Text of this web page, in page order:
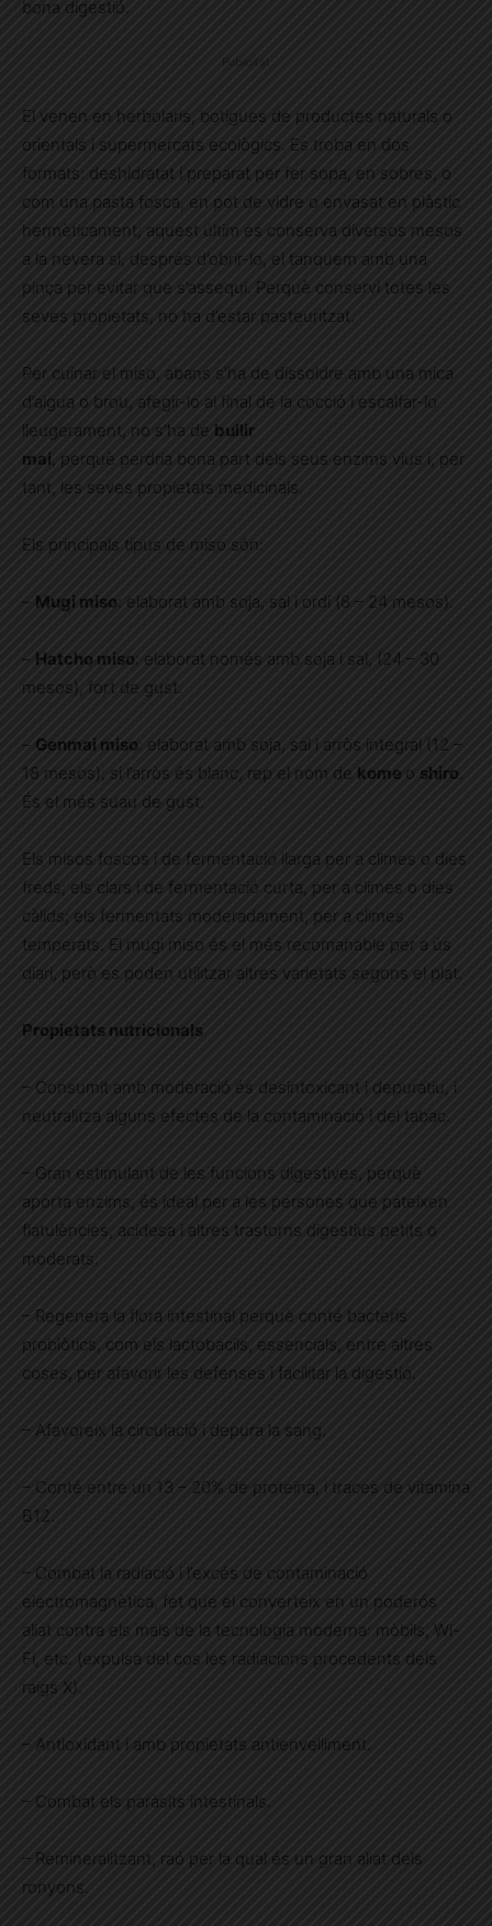
bona digestió.
Publicitat
El venen en herbolaris, botigues de productes naturals o
orientals i supermercats ecològics. Es troba en dos
formats: deshidratat i preparat per fer sopa, en sobres, o
com una pasta fosca, en pot de vidre o envasat en plàstic
hermèticament; aquest últim es conserva diversos mesos
a la nevera si, després d’obrir-lo, el tanquem amb una
pinça per evitar que s’assequi. Perquè conservi totes les
seves propietats, no ha d’estar pasteuritzat.
Per cuinar el miso, abans s’ha de dissoldre amb una mica
d’aigua o brou, afegir-lo al final de la cocció i escalfar-lo
lleugerament, no s’ha de bullir
mai , perquè perdria bona part dels seus enzims vius i, per
tant, les seves propietats medicinals.
Els principals tipus de miso són:
– Mugi miso : elaborat amb soja, sal i ordi (8 – 24 mesos).
– Hatcho miso: elaborat només amb soja i sal, (24 – 30
mesos), fort de gust.
– Genmai miso : elaborat amb soja, sal i arròs integral (12 –
18 mesos); si l’arròs és blanc, rep el nom de kome o shiro
És el més suau de gust.
Els misos foscos i de fermentació llarga per a climes o dies
freds; els clars i de fermentació curta, per a climes o dies
càlids; els fermentats moderadament, per a climes
temperats. El mugi miso és el més recomanable per a ús
diari, però es poden utilitzar altres varietats segons el plat.
Propietats nutricionals
– Consumit amb moderació és desintoxicant i depuratiu, i
neutralitza alguns efectes de la contaminació i del tabac.
– Gran estimulant de les funcions digestives, perquè
aporta enzims, és ideal per a les persones que pateixen
flatulències, acidesa i altres trastorns digestius petits o
moderats.
– Regenera la flora intestinal perquè conté bacteris
probiòtics, com els lactobacils, essencials, entre altres
coses, per afavorir les defenses i facilitar la digestió.
– Afavoreix la circulació i depura la sang.
– Conté entre un 13 – 20% de proteïna, i traces de vitamina
B12.
– Combat la radiació i l’excés de contaminació
electromagnètica, fet que el converteix en un poderós
aliat contra els mals de la tecnologia moderna: mòbils, Wi-
Fi, etc. (expulsa del cos les radiacions procedents dels
raigs X).
– Antioxidant i amb propietats antienvelliment.
– Combat els paràsits intestinals.
– Remineralitzant, raó per la qual és un gran aliat dels
ronyons.